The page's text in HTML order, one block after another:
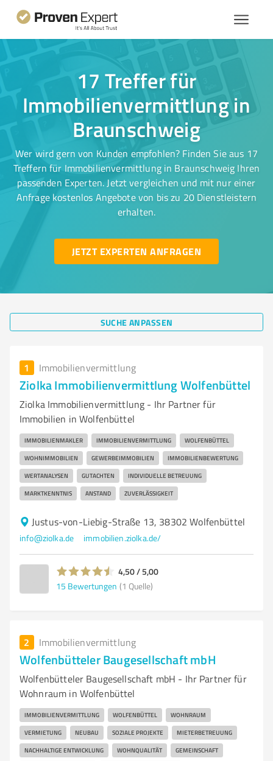
17 Treffer für
Immobilienvermittlung in
Braunschweig
Wer wird gern von Kunden empfohlen? Finden Sie aus 17
Treffern für Immobilienvermittlung in Braunschweig Ihren
passenden Experten. Jetzt vergleichen und mit nur einer
Anfrage kostenlos Angebote von bis zu 20 Dienstleistern
erhalten.
JETZT EXPERTEN ANFRAGEN
SUCHE ANPASSEN
1 Immobilienvermittlung
Ziolka Immobilienvermittlung Wolfenbüttel
Ziolka Immobilienvermittlung - Ihr Partner für
Immobilien in Wolfenbüttel
IMMOBILIENMAKLER IMMOBILIENVERMITTLUNG WOLFENBÜTTEL
WOHNIMMOBILIEN GEWERBEIMMOBILIEN IMMOBILIENBEWERTUNG
WERTANALYSEN GUTACHTEN INDIVIDUELLE BETREUUNG
MARKTKENNTNIS ANSTAND ZUVERLÄSSIGKEIT
Justus-von-Liebig-Straße 13, 38302 Wolfenbüttel
info@ziolka.de immobilien.ziolka.de/
4,50 / 5,00
15 Bewertungen (1 Quelle)
2 Immobilienvermittlung
Wolfenbütteler Baugesellschaft mbH
Wolfenbütteler Baugesellschaft mbH - Ihr Partner für
Wohnraum in Wolfenbüttel
IMMOBILIENVERMITTLUNG WOLFENBÜTTEL WOHNRAUM
VERMIETUNG NEUBAU SOZIALE PROJEKTE MIETERBETREUUNG
NACHHALTIGE ENTWICKLUNG WOHNQUALITÄT GEMEINSCHAFT